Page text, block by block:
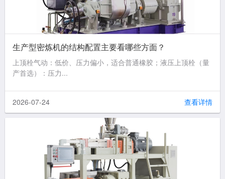
生产型密炼机的结构配置主要看哪些方面？
上顶栓气动：低价、压力偏小，适合普通橡胶；液压上顶栓（量
产首选）：压力...
2026-07-24 查看详情